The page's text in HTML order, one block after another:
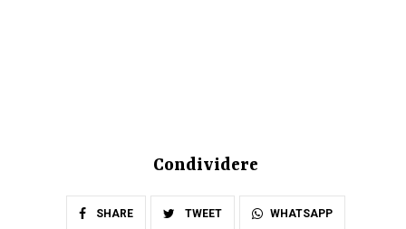
Condividere
SHARE TWEET WHATSAPP